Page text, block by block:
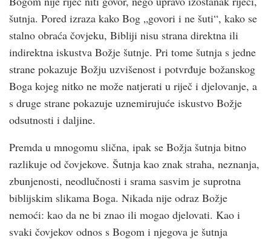
šutnja. Pored izraza kako Bog „govori i ne šuti“, kako se
stalno obraća čovjeku, Bibliji nisu strana direktna ili
indirektna iskustva Božje šutnje. Pri tome šutnja s jedne
strane pokazuje Božju uzvišenost i potvrđuje božanskog
Boga kojeg nitko ne može natjerati u riječ i djelovanje, a
s druge strane pokazuje uznemirujuće iskustvo Božje
odsutnosti i daljine.
Premda u mnogomu slična, ipak se Božja šutnja bitno
razlikuje od čovjekove. Šutnja kao znak straha, neznanja,
zbunjenosti, neodlučnosti i srama sasvim je suprotna
biblijskim slikama Boga. Nikada nije odraz Božje
nemoći: kao da ne bi znao ili mogao djelovati. Kao i
svaki čovjekov odnos s Bogom i njegova je šutnja